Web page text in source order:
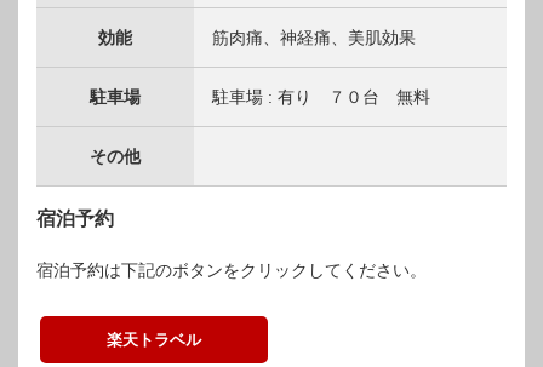
効能 筋肉痛、神経痛、美肌効果
駐車場 駐車場 : 有り ７０台 無料
その他
宿泊予約
宿泊予約は下記のボタンをクリックしてください。
楽天トラベル